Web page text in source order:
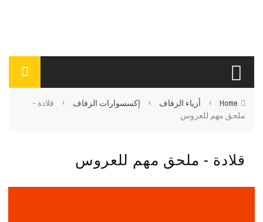
Home
› أزياء الزفاف › إكسسوارات الزفاف ›
قلادة -
ملحق مهم للعروس
قلادة - ملحق مهم للعروس